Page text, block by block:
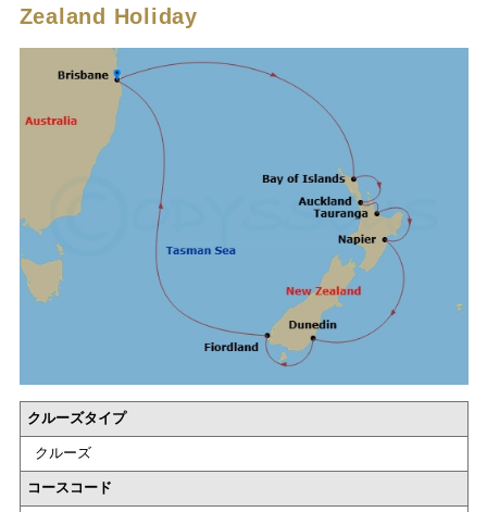
Zealand Holiday
クルーズタイプ
クルーズ
コースコード